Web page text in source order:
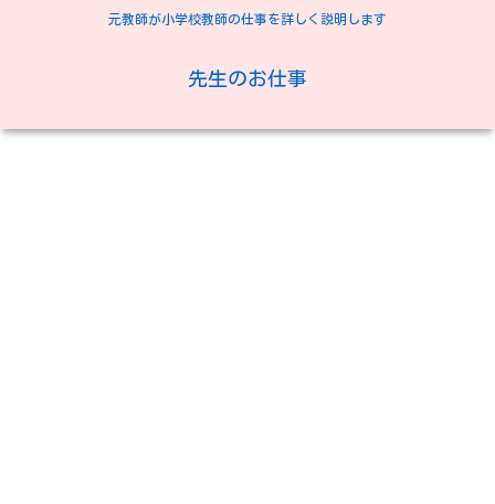
元教師が小学校教師の仕事を詳しく説明します
先生のお仕事